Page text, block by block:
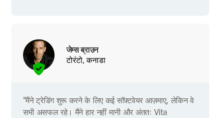
जेम्स ब्राउन
टोरंटो, कनाडा
"मैंने ट्रेडिंग शुरू करने के लिए कई सॉफ़्टवेयर आज़माए, लेकिन वे
सभी असफल रहे। मैंने हार नहीं मानी और अंततः Vita